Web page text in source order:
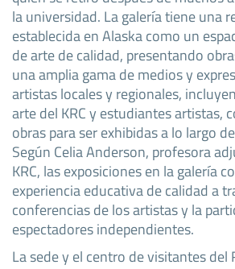
la universidad. La galería tiene una
establecida en Alaska como un
de arte de calidad, presentando
una amplia gama de medios y
artistas locales y regionales,
arte del KRC y estudiantes artistas,
obras para ser exhibidas a lo largo
Según Celia Anderson, profesora
KRC, las exposiciones en la galería
experiencia educativa de calidad a
conferencias de los artistas y la
espectadores independientes.
La sede y el centro de visitantes del